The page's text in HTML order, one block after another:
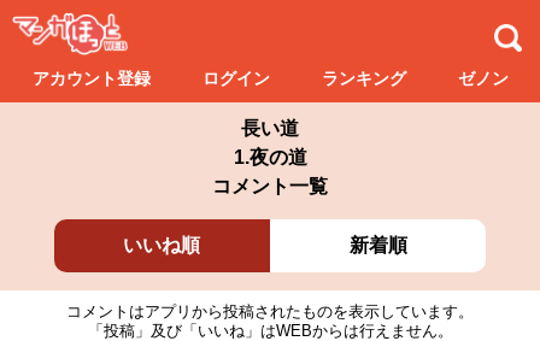
アカウント登録 ログイン ランキング ゼノン
長い道
1.夜の道
コメント一覧
いいね順 新着順
コメントはアプリから投稿されたものを表示しています。
「投稿」及び「いいね」はWEBからは行えません。